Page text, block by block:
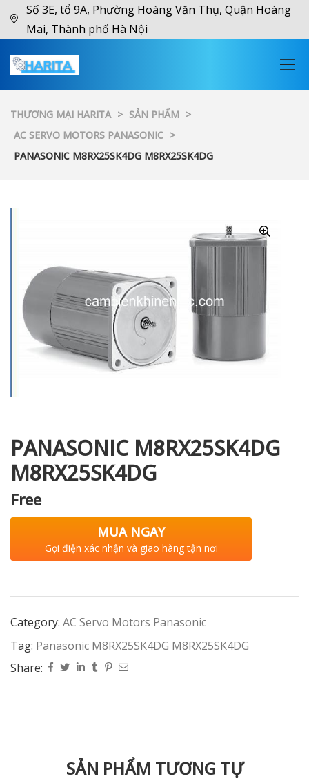
Số 3E, tổ 9A, Phường Hoàng Văn Thụ, Quận Hoàng
Mai, Thành phố Hà Nội
THƯƠNG MẠI HARITA > SẢN PHẨM >
AC SERVO MOTORS PANASONIC >
PANASONIC M8RX25SK4DG M8RX25SK4DG
PANASONIC M8RX25SK4DG
M8RX25SK4DG
Free
MUA NGAY
Gọi điện xác nhận và giao hàng tận nơi
Category: AC Servo Motors Panasonic
Tag: Panasonic M8RX25SK4DG M8RX25SK4DG
Share:
SẢN PHẨM TƯƠNG TỰ